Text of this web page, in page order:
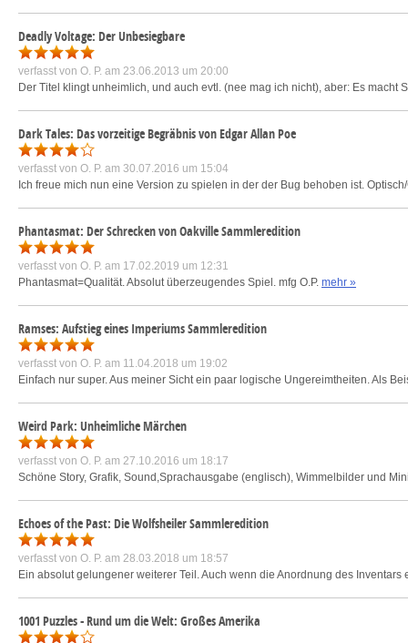
Deadly Voltage: Der Unbesiegbare
verfasst von O. P. am 23.06.2013 um 20:00
Der Titel klingt unheimlich, und auch evtl. (nee mag ich nicht), aber: Es
Dark Tales: Das vorzeitige Begräbnis von Edgar Allan Poe
verfasst von O. P. am 30.07.2016 um 15:04
Ich freue mich nun eine Version zu spielen in der der Bug behoben ist.
Phantasmat: Der Schrecken von Oakville Sammleredition
verfasst von O. P. am 17.02.2019 um 12:31
Phantasmat=Qualität. Absolut überzeugendes Spiel. mfg O.P. mehr »
Ramses: Aufstieg eines Imperiums Sammleredition
verfasst von O. P. am 11.04.2018 um 19:02
Einfach nur super. Aus meiner Sicht ein paar logische Ungereimtheiten. Als
Weird Park: Unheimliche Märchen
verfasst von O. P. am 27.10.2016 um 18:17
Schöne Story, Grafik, Sound,Sprachausgabe (englisch), Wimmelbilder und
Echoes of the Past: Die Wolfsheiler Sammleredition
verfasst von O. P. am 28.03.2018 um 18:57
Ein absolut gelungener weiterer Teil. Auch wenn die Anordnung des
1001 Puzzles - Rund um die Welt: Großes Amerika